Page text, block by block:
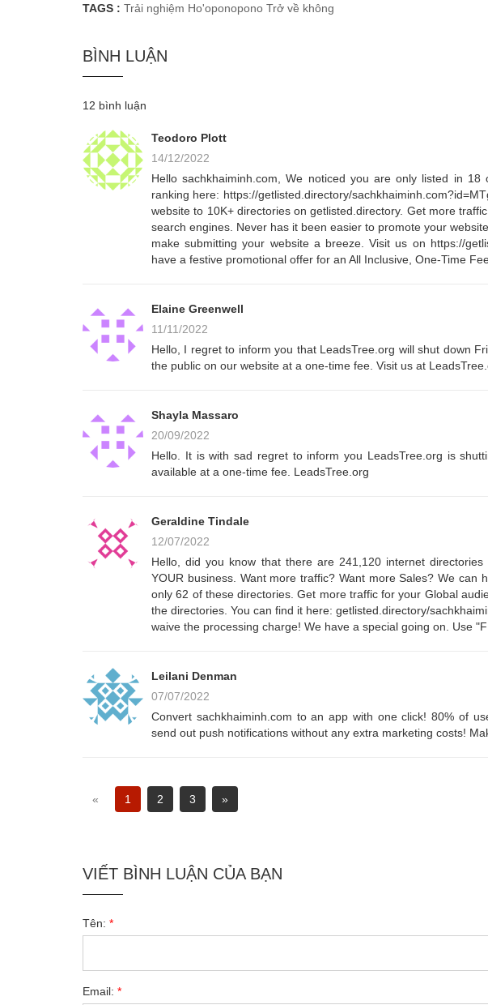
TAGS : Trải nghiệm Ho'oponopono Trở về không
BÌNH LUẬN
12 bình luận
Teodoro Plott
14/12/2022
Hello sachkhaiminh.com, We noticed you are only listed in
ranking here: https://getlisted.directory/
website to 10K+ directories on getlisted.directory. Get more
search engines. Never has it been easier to promote your
make submitting your website a breeze. Visit us on https://
have a festive promotional offer for an All Inclusive, One-Time
Elaine Greenwell
11/11/2022
Hello, I regret to inform you that LeadsTree.org will shut down
the public on our website at a one-time fee. Visit us at
Shayla Massaro
20/09/2022
Hello. It is with sad regret to inform you LeadsTree.org is
available at a one-time fee. LeadsTree.org
Geraldine Tindale
12/07/2022
Hello, did you know that there are 241,120 internet
YOUR business. Want more traffic? Want more Sales? We can
only 62 of these directories. Get more traffic for your Global
the directories. You can find it here: getlisted.directory/
waive the processing charge! We have a special going on. Use
Leilani Denman
07/07/2022
Convert sachkhaiminh.com to an app with one click! 80% of
send out push notifications without any extra marketing costs!
« 1 2 3 »
VIẾT BÌNH LUẬN CỦA BẠN
Tên: *
Email: *